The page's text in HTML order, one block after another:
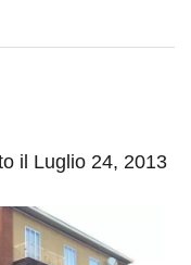
il Luglio 24, 2013